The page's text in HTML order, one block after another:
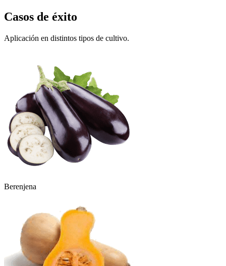
Casos de éxito
Aplicación en distintos tipos de cultivo.
Berenjena